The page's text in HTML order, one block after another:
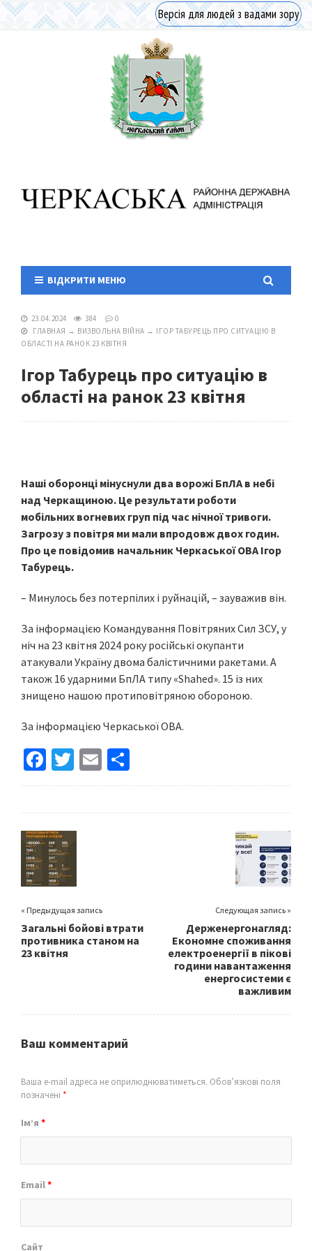
Версія для людей з вадами зору
ВІДКРИТИ МЕНЮ
23.04.2024 384
0
ГЛАВНАЯ → ВИЗВОЛЬНА ВІЙНА → ІГОР ТАБУРЕЦЬ ПРО СИТУАЦІЮ В
ОБЛАСТІ НА РАНОК 23 КВІТНЯ
Ігор Табурець про ситуацію в
області на ранок 23 квітня
Наші оборонці мінуснули два ворожі БпЛА в небі
над Черкащиною. Це результати роботи
мобільних вогневих груп під час нічної тривоги.
Загрозу з повітря ми мали впродовж двох годин.
Про це повідомив начальник Черкаської ОВА Ігор
Табурець.
– Минулось без потерпілих і руйнацій, – зауважив він.
За інформацією Командування Повітряних Сил ЗСУ, у
ніч на 23 квітня 2024 року російські окупанти
атакували Україну двома балістичними ракетами. А
також 16 ударними БпЛА типу «Shahed». 15 із них
знищено нашою протиповітряною обороною.
За інформацією Черкаської ОВА.
Fa
ce
o
o
k
T
wi
er
E
m h
« Предыдущая запись
Загальні бойові втрати
противника станом на
23 квітня
Следующая запись »
Держенергонагляд:
Економне споживання
електроенергії в пікові
години навантаження
енергосистеми є
важливим
Ваш комментарий
Ваша e-mail адреса не оприлюднюватиметься. Обов’язкові поля
позначені *
Ім’я *
Email*
Сайт